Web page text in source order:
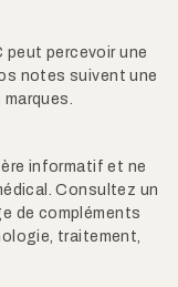
percevoir une
notes suivent une
informatif et ne
Consultez un
de compléments
traitement,